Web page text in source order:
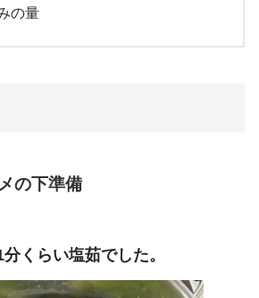
の量
の下準備
くらい塩茹でした。